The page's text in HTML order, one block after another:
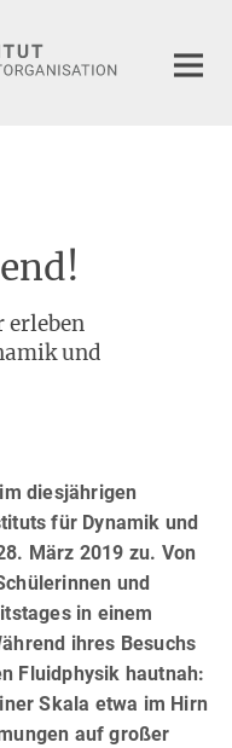
erleben
und
diesjährigen
für Dynamik und
März 2019 zu. Von
und
in einem
ihres Besuchs
Fluidphysik hautnah:
Skala etwa im Hirn
auf großer